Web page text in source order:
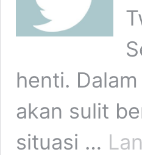
henti.
akan sulit
situasi …